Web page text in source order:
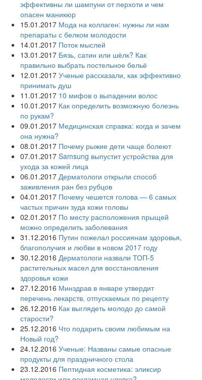
эффективны ли шампуни от перхоти и чем
опасен маникюр
15.01.2017 Мода на коллаген: нужны ли нам
препараты с белком молодости
14.01.2017 Поток мыслей
13.01.2017 Бязь, сатин или шёлк? Как
правильно выбрать постельное бельё
12.01.2017 Ученые рассказали, как эффективно
принимать душ
11.01.2017 10 мифов о выпадении волос
10.01.2017 Как определить возможную болезнь
по рукам?
09.01.2017 Медицинская справка: когда и зачем
она нужна?
08.01.2017 Почему рыжие дети чаще болеют
07.01.2017 Samsung выпустит устройства для
ухода за кожей лица
06.01.2017 Дерматологи открыли способ
заживления ран без рубцов
04.01.2017 Почему чешется голова — 6 самых
частых причин зуда кожи головы
02.01.2017 По месту расположения прыщей
можно определить заболевания
31.12.2016 Путин пожелал россиянам здоровья,
благополучия и любви в новом 2017 году
30.12.2016 Дерматологи назвали ТОП-5
растительных масел для восстановления
здоровья кожи
27.12.2016 Минздрав в январе утвердит
перечень лекарств, отпускаемых по рецепту
26.12.2016 Как выглядеть молодо до самой
старости?
25.12.2016 Что подарить своим любимым на
Новый год?
24.12.2016 Ученые: Названы самые опасные
продукты для праздничного стола
23.12.2016 Пептидная косметика: эликсир